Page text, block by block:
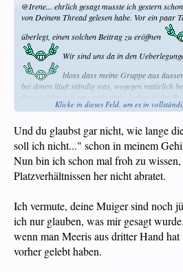
@Irene... ehrlich gesagt musste ich gestern
von Deinem Thread gelesen habe. Vor ein paar
überlegt, einen solchen Beitrag zu eröffnen
Wir sind uns da in den
bloss dass meine Gruppe aus
bei denen läuft ständig was, wogegen natürlich
Freude hätte mit ein wenig mehr Leben in der
Ich will Dir KEINESFALLS abraten, die
Gruppe nicht gut harmonieren würde, würde
Du bereits ein harmonisches Trüppli hast, sehe
möglichen Risiken.
Klicke in dieses Feld, um es in
Und du glaubst gar nicht, wie lange
soll ich nicht..." schon in meinem
Nun bin ich schon mal froh zu
Platzverhältnissen her nicht abratet.
Ich vermute, deine Muiger sind noch
ich nur glauben, was mir gesagt
wenn man Meeris aus dritter Hand
vorher gelebt haben.